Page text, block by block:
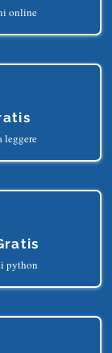
online
python